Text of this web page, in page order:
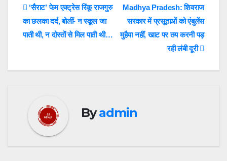
Post
navigation
Madhya Pradesh: शिवराज
सरकार में प्रसूताओं को एंबुलेंस
मुहैया नहीं, खाट पर तय करनी पड़
रही लंबी दूरी
‘सैराट’ फेम एक्ट्रेस रिंकू राजगुरु
का छलका दर्द, बोलीं- न स्कूल जा
पाती थी, न दोस्तों से मिल पाती थी…
Byadmin